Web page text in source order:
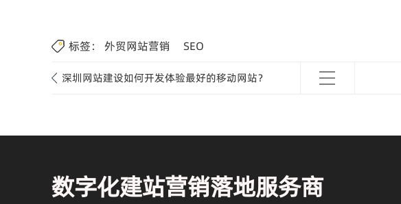
标签： 外贸网站营销 SEO
深圳网站建设如何开发体验最好的移动网站？
数字化建站营销落地服务商